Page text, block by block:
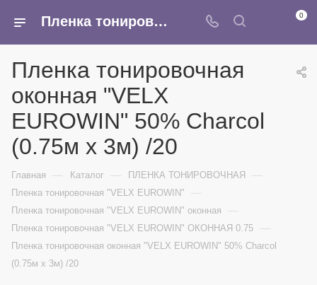
Пленка тонировочная оконная "VELX EUROWIN" 50% Сharcol (0.75м х 3м) /20 - купить в интернет-магазине Армина 0
Пленка тонировочная
оконная "VELX
EUROWIN" 50% Сharcol
(0.75м х 3м) /20
Главная — Каталог — ПЛЕНКА ТОНИРОВОЧНАЯ —
Пленка тонировочная "VELX EUROWIN" —
Пленка тонировочная "VELX EUROWIN" оконная —
Пленка тонировочная "VELX EUROWIN" ОКОННАЯ 0.75 —
Пленка тонировочная оконная "VELX EUROWIN" 50% Сharcol
(0.75м х 3м) /20